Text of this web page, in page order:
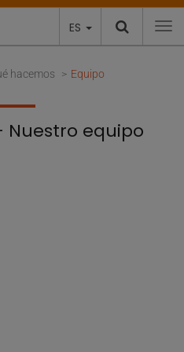
ES
hacemos Equipo
Nuestro equipo